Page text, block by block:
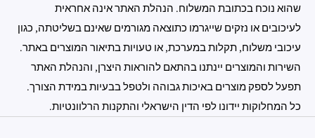
שהוא נוכח בכתובת המשלוח. הנהלת האתר אינה אחראית
לעיכובים או נזקים שייגרמו כתוצאה מגורמים שאינם בשליטתה, כגון
עיכובי משלוח, תקלות במערכת, או טעויות בתיאור המוצרים באתר.
השירות והמוצרים יינתנו בהתאם להוראות היצרן, והנהלת האתר
תפעל לספק מוצרים באיכות גבוהה ולטפל בבעיות במידת הצורך.
כל המחלוקות יידונו לפי הדין הישראלי והתקנות הרלוונטיות.